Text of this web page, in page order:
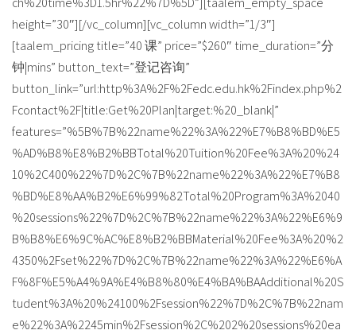
height=”30″][/vc_column][vc_column width=”1/3″]
[taalem_pricing title=”40 课” price=”$260″ time_duration=”分
钟|mins” button_text=”登记咨询”
button_link=”url:http%3A%2F%2Fedc.edu.hk%2Findex.php%2
Fcontact%2F|title:Get%20Plan|target:%20_blank|”
features=”%5B%7B%22name%22%3A%22%E7%B8%BD%E5
%AD%B8%E8%B2%BBTotal%20Tuition%20Fee%3A%20%24
10%2C400%22%7D%2C%7B%22name%22%3A%22%E7%B8
%BD%E8%AA%B2%E6%99%82Total%20Program%3A%2040
%20sessions%22%7D%2C%7B%22name%22%3A%22%E6%9
B%B8%E6%9C%AC%E8%B2%BBMaterial%20Fee%3A%20%2
4350%2Fset%22%7D%2C%7B%22name%22%3A%22%E6%A
F%8F%E5%A4%9A%E4%B8%80%E4%BA%BAAdditional%20S
tudent%3A%20%24100%2Fsession%22%7D%2C%7B%22nam
e%22%3A%2245min%2Fsession%2C%202%20sessions%20ea